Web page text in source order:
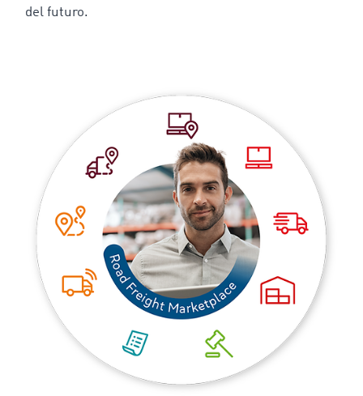
del futuro.